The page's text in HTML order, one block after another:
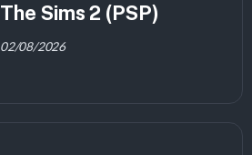
The Sims 2 (PSP)
02/08/2026